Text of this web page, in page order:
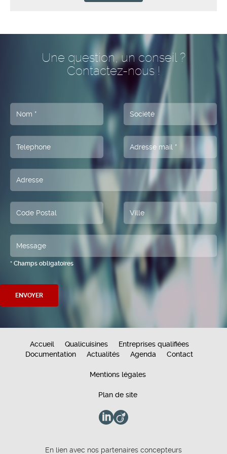
plus chaleureux de belle et heureuse année
Une question, un conseil ?
Contactez-nous !
* Champs obligatoires
Accueil Qualicuisines
Entreprises qualifiées
Documentation
Actualités Agenda Contact
Mentions légales
Plan de site
En lien avec nos partenaires concepteurs